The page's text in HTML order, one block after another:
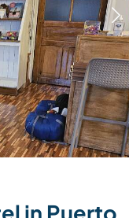
in Puerto